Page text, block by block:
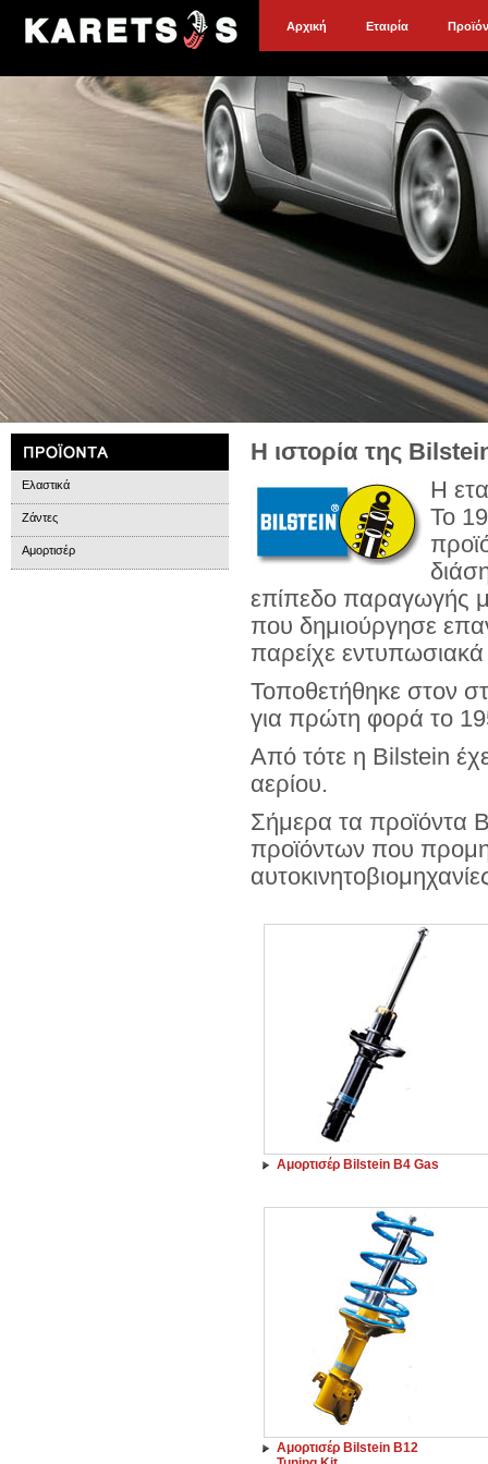
Αρχική Εταιρία
Ελαστικά
Ζάντες
Αμορτισέρ
Η ιστορία της
Η
Το
επίπεδο παραγωγής
που δημιούργησε
παρείχε
Τοποθετήθηκε στον
για πρώτη φορά το
Από τότε η Bilstein
αερίου.
Σήμερα τα προϊόντα
προϊόντων που
Αμορτισέρ Bilstein B4 Gas
Αμορτισέρ Bilstein B12